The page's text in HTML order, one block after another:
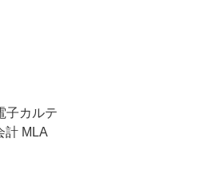
子カルテ
計 MLA